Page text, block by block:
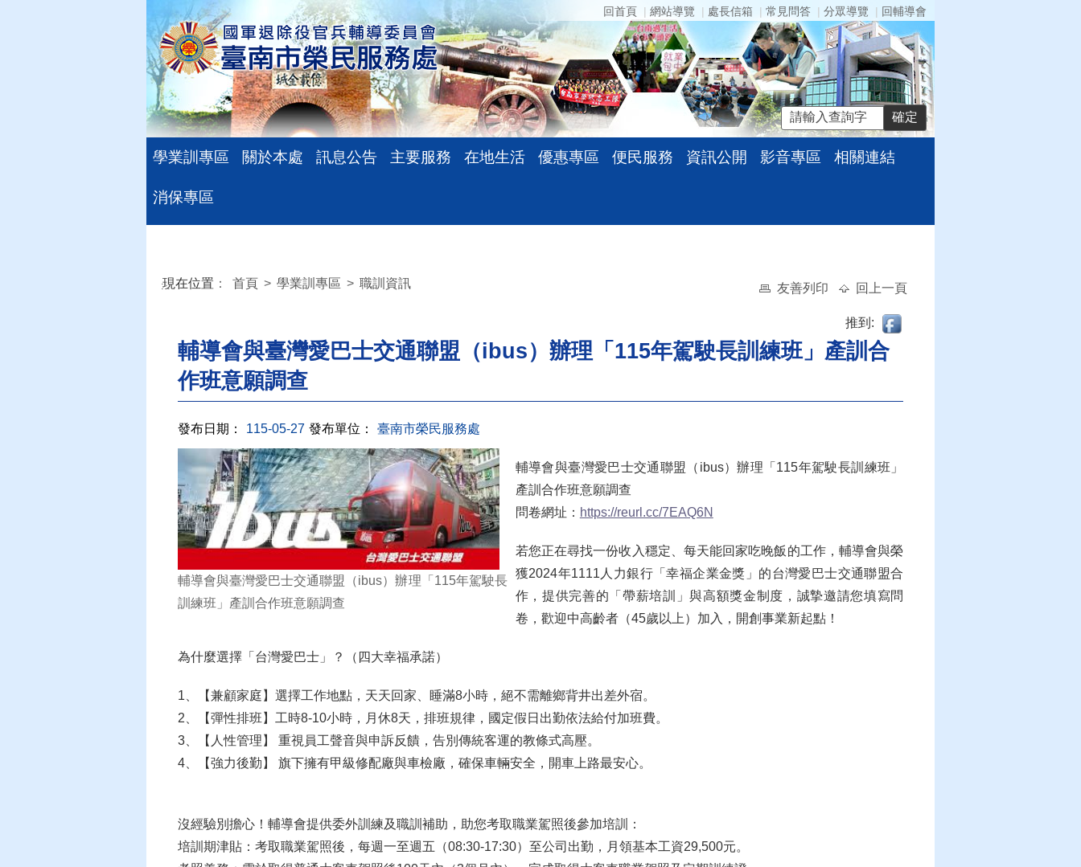
回首頁 網站導覽 處長信箱 常見問答 分眾導覽 回輔導會
學業訓專區 關於本處 訊息公告 主要服務 在地生活 優惠專區 便民服務 資訊公開 影音專區 相關連結
消保專區
:::
現在位置 ： 首頁 > 學業訓專區 > 職訓資訊 友善列印 回上一頁
推到:
輔導會與臺灣愛巴士交通聯盟（ibus）辦理「115年駕駛長訓練班」產訓合
作班意願調查
發布日期： 115-05-27 發布單位： 臺南市榮民服務處
輔導會與臺灣愛巴士交通聯盟（ibus）辦理「115年駕駛長
訓練班」產訓合作班意願調查
輔導會與臺灣愛巴士交通聯盟（ibus）辦理「115年駕駛長訓練班」
產訓合作班意願調查
問卷網址： https://reurl.cc/7EAQ6N
若您正在尋找一份收入穩定、每天能回家吃晚飯的工作，輔導會與榮
獲2024年1111人力銀行「幸福企業金獎」的台灣愛巴士交通聯盟合
作，提供完善的「帶薪培訓」與高額獎金制度，誠摯邀請您填寫問
卷，歡迎中高齡者（45歲以上）加入，開創事業新起點！
為什麼選擇「台灣愛巴士」？（四大幸福承諾）
1、【兼顧家庭】選擇工作地點，天天回家、睡滿8小時，絕不需離鄉背井出差外宿。
2、【彈性排班】工時8-10小時，月休8天，排班規律，國定假日出勤依法給付加班費。
3、【人性管理】 重視員工聲音與申訴反饋，告別傳統客運的教條式高壓。
4、【強力後勤】 旗下擁有甲級修配廠與車檢廠，確保車輛安全，開車上路最安心。
沒經驗別擔心！輔導會提供委外訓練及職訓補助，助您考取職業駕照後參加培訓：
培訓期津貼：考取職業駕照後，每週一至週五（08:30-17:30）至公司出勤，月領基本工資29,500元。